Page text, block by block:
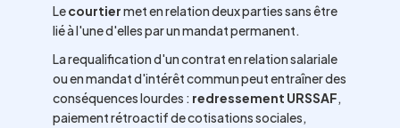
Lecourtiermet en relation deux parties sans être
lié à l'une d'elles par un mandat permanent.
La requalification d'un contrat en relation salariale
ou en mandat d'intérêt commun peut entraîner des
conséquences lourdes : redressement URSSAF,
paiement rétroactif de cotisations sociales,